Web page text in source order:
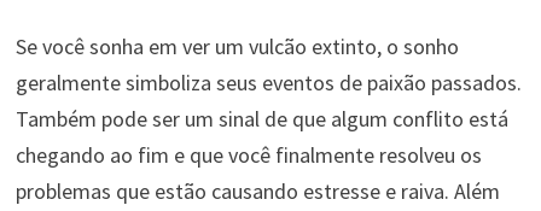
Se você sonha em ver um vulcão extinto, o sonho
geralmente simboliza seus eventos de paixão passados.
Também pode ser um sinal de que algum conflito está
chegando ao fim e que você finalmente resolveu os
problemas que estão causando estresse e raiva. Além